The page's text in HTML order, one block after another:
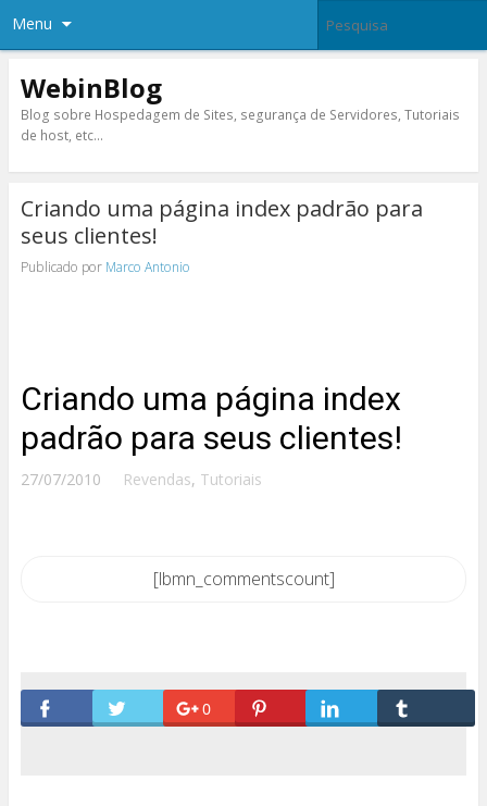
Menu
WebinBlog
Blog sobre Hospedagem de Sites, segurança de Servidores, Tutoriais
de host, etc…
Criando uma página index padrão para
seus clientes!
Publicado por Marco Antonio
Criando uma página index
padrão para seus clientes!
27/07/2010 Revendas, Tutoriais
[lbmn_commentscount]
0